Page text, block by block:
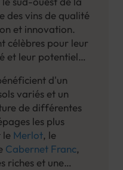
des vins de qualité
et innovation.
célèbres pour leur
et leur potentiel
d'un
variés et un
de différentes
les plus
le Merlot, le
Cabernet Franc,
riches et une